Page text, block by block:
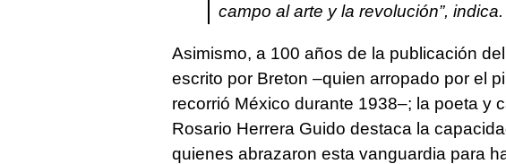
campo al arte y la revolución”, indica.
Asimismo, a 100 años de la publicación
escrito por Breton –quien arropado por el
recorrió México durante 1938–; la poeta y
Rosario Herrera Guido destaca la
quienes abrazaron esta vanguardia para